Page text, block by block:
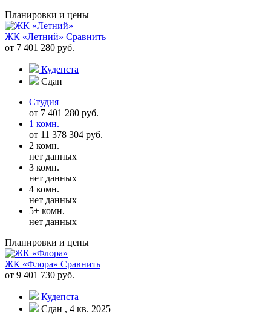
Планировки и цены
ЖК «Летний» Сравнить
от 7 401 280 руб.
Кудепста
Сдан
Студия
от 7 401 280 руб.
1 комн.
от 11 378 304 руб.
2 комн.
нет данных
3 комн.
нет данных
4 комн.
нет данных
5+ комн.
нет данных
Планировки и цены
ЖК «Флора» Сравнить
от 9 401 730 руб.
Кудепста
Сдан , 4 кв. 2025